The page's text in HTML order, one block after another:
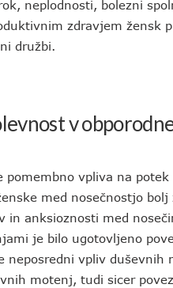
neplodnosti, bolezni
zdravjem žensk
družbi.
v
pomembno vpliva na
med nosečnostjo
in anksioznosti med
je bilo ugotovljeno
neposredni vpliv
motenj, tudi sicer